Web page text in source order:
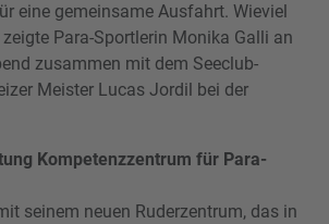
eine gemeinsame Ausfahrt. Wieviel
Para-Sportlerin Monika Galli an
zusammen mit dem Seeclub-
Meister Lucas Jordil bei der
Kompetenzzentrum für Para-
seinem neuen Ruderzentrum, das in